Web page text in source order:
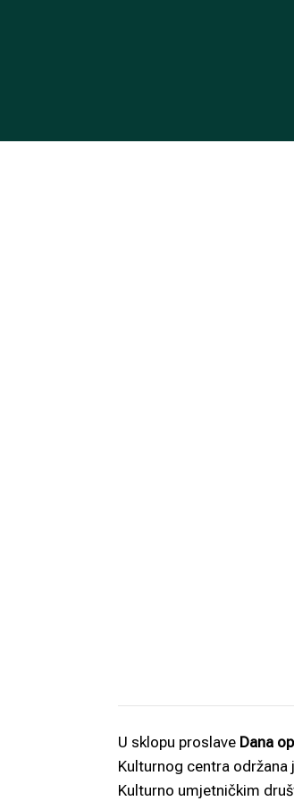
U sklopu proslave Dana
Kulturnog centra održana
Kulturno umjetničkim